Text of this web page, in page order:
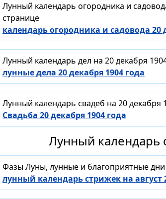
Лунный календарь огородника и
странице
календарь огородника и садовода 20
Лунный календарь дел на 20 декабря
лунные дела 20 декабря 1904 года
Лунный календарь свадеб на 20
Свадьба 20 декабря 1904 года
Лунный календарь
Фазы Луны, лунные и благоприятные
лунный календарь стрижек на август